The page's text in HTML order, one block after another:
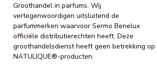
Groothandel in parfums. Wij
vertegenwoordigen uitsluitend de
parfummerken waarvoor Sermo Benelux
officiële distributierechten heeft. Deze
groothandelsdienst heeft geen betrekking op
NATULIQUE®-producten.